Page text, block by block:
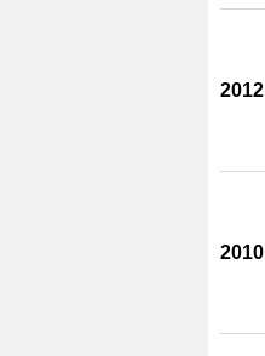
2012
2010